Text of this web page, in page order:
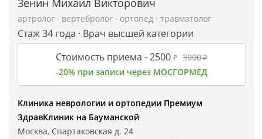
Зенин Михаил Викторович
артролог · вертебролог · ортопед · травматолог
Стаж 34 года · Врач высшей категории
Стоимость приема -2500 ₽ 3000₽
-20% при записи через МОСГОРМЕД
Клиника неврологии и ортопедии Премиум
ЗдравКлиник на Бауманской
Москва, Спартаковская д. 24